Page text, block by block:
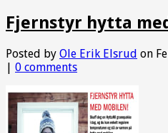
Fjernstyr hytta
Posted by Ole Erik Elsrud on
| 0 comments